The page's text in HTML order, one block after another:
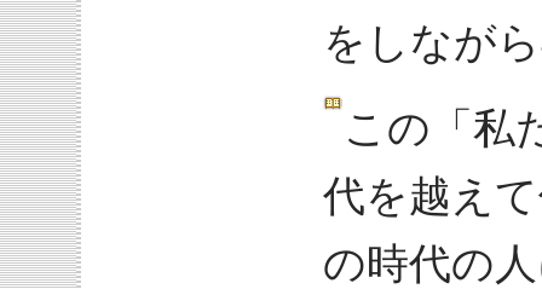
をしなが
この「私
代を越え
の時代の